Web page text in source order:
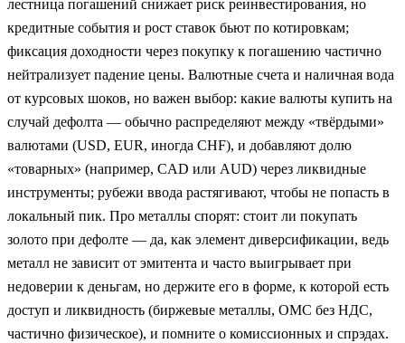
лестница погашений снижает риск реинвестирования, но
кредитные события и рост ставок бьют по котировкам;
фиксация доходности через покупку к погашению частично
нейтрализует падение цены. Валютные счета и наличная вода
от курсовых шоков, но важен выбор: какие валюты купить на
случай дефолта — обычно распределяют между «твёрдыми»
валютами (USD, EUR, иногда CHF), и добавляют долю
«товарных» (например, CAD или AUD) через ликвидные
инструменты; рубежи ввода растягивают, чтобы не попасть в
локальный пик. Про металлы спорят: стоит ли покупать
золото при дефолте — да, как элемент диверсификации, ведь
металл не зависит от эмитента и часто выигрывает при
недоверии к деньгам, но держите его в форме, к которой есть
доступ и ликвидность (биржевые металлы, ОМС без НДС,
частично физическое), и помните о комиссионных и спрэдах.